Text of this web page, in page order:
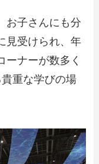
お子さんにも分
見受けられ、年
ーナーが数多く
重な学びの場